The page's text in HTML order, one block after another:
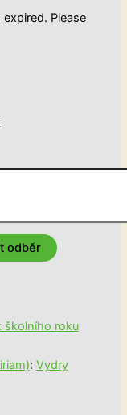
Please
školního roku
: Vydry